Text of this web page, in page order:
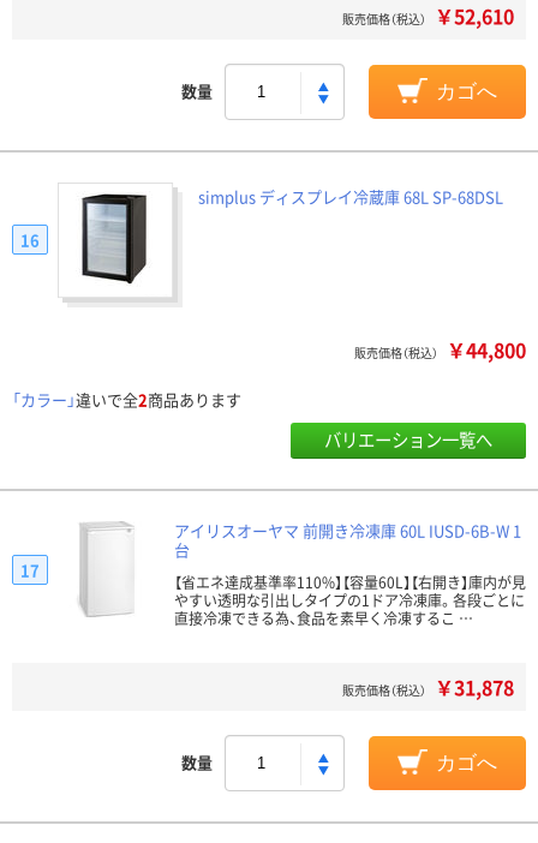
販売価格（税込） ￥52,610
数量 カゴへ
simplus ディスプレイ冷蔵庫 68L SP-68DSL
16
販売価格（税込） ￥44,800
「カラー」違いで全2商品あります
バリエーション一覧へ
アイリスオーヤマ 前開き冷凍庫 60L IUSD-6B-W 1
台
【省エネ達成基準率110%】【容量60L】【右開き】庫内が見
やすい透明な引出しタイプの1ドア冷凍庫。各段ごとに
直接冷凍できる為、食品を素早く冷凍するこ …
17
販売価格（税込） ￥31,878
数量 カゴへ